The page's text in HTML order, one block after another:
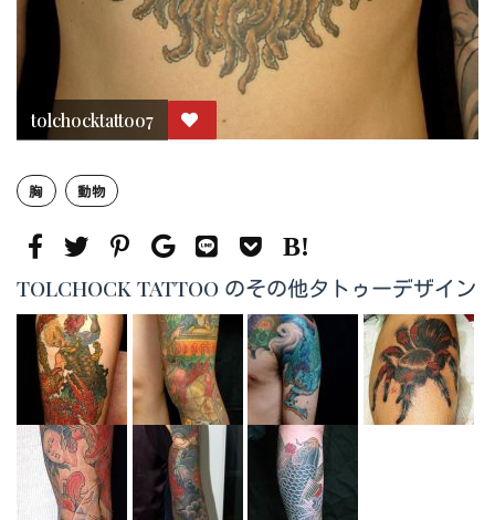
tolchocktattoo7
胸 動物
TOLCHOCK TATTOO のその他タトゥーデザイン